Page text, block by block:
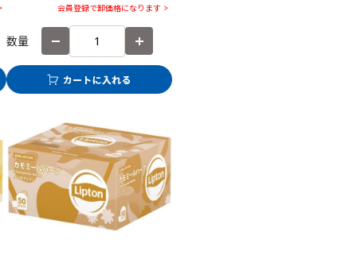
会員登録で卸価格になります >
数量